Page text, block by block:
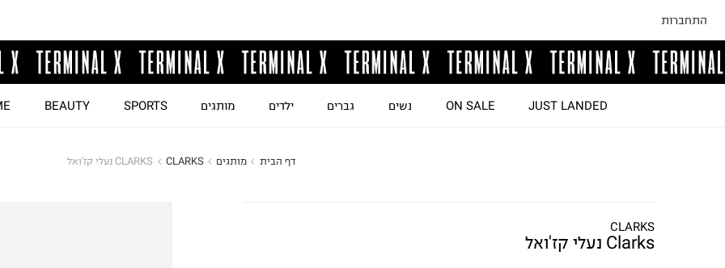
התחברות
JUST LANDED
ON SALE נשים גברים ילדים מותגים SPORTS
BEAUTY
דף הבית מותגים CLARKS CLARKS נעלי קז'ואל
CLARKS
Clarks נעלי קז'ואל